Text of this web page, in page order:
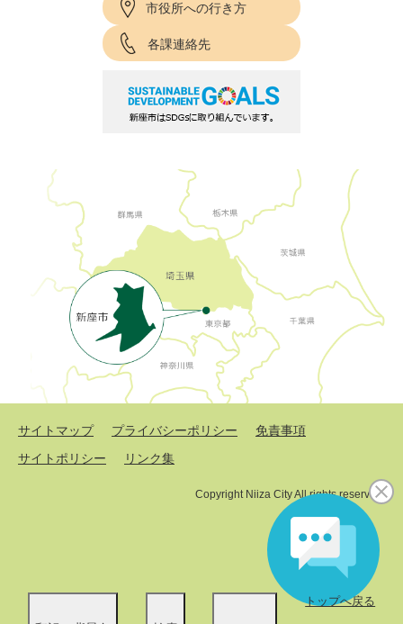
トップへ戻る
市役所への行き方
各課連絡先
サイトマップ プライバシーポリシー
免責事項
サイトポリシー
リンク集
Copyright Niiza City All rights reserved.